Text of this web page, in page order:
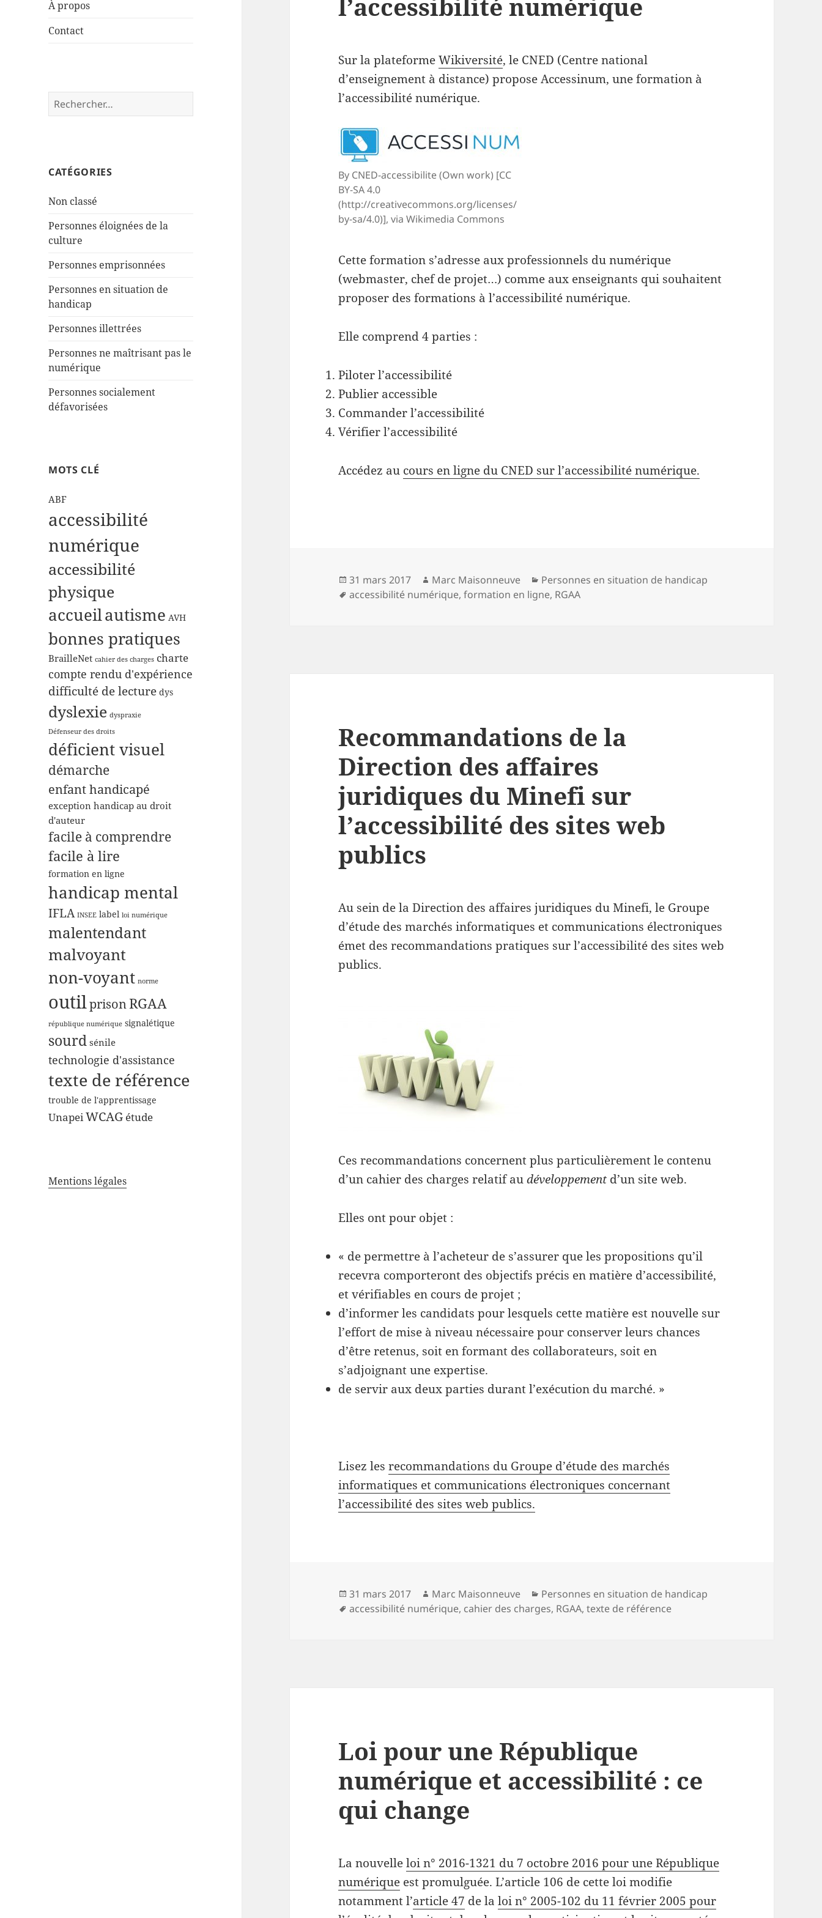
À propos
Contact
Rechercher :
CATÉGORIES
Non classé
Personnes éloignées de la
culture
Personnes emprisonnées
Personnes en situation de
handicap
Personnes illettrées
Personnes ne maîtrisant pas le
numérique
Personnes socialement
défavorisées
MOTS CLÉ
ABF
accessibilité
numérique
accessibilité
physique
accueilautisme AVH
bonnes pratiques
BrailleNet cahier des charges charte
compte rendu d'expérience
difficulté de lecture dys
dyslexie dyspraxie
Défenseur des droits
déficient visuel
démarche
enfant handicapé
exception handicap au droit
d'auteur
facile à comprendre
facile à lire
formation en ligne
handicap mental
IFLA INSEE label loi numérique
malentendant
malvoyant
non-voyant norme
outilprisonRGAA
république numérique signalétique
sourdsénile
technologie d'assistance
texte de référence
trouble de l'apprentissage
UnapeiWCAG étude
Mentions légales
l’accessibilité numérique
Sur la plateformeWikiversité, le CNED (Centre national
d’enseignement à distance) propose Accessinum, une formation à
l’accessibilité numérique.
By CNED-accessibilite (Own work) [CC
BY-SA 4.0
(http://creativecommons.org/licenses/
by-sa/4.0)], via Wikimedia Commons
Cette formation s’adresse aux professionnels du numérique
(webmaster, chef de projet…) comme aux enseignants qui souhaitent
proposer des formations à l’accessibilité numérique.
Elle comprend 4 parties :
Piloter l’accessibilité
Publier accessible
Commander l’accessibilité
Vérifier l’accessibilité
Accédez au cours en ligne du CNED sur l’accessibilité numérique.
Publié
le
31 mars 2017 Auteur
Marc Maisonneuve Catégories
Personnes en situation de handicap
Mots-
accessibilité numérique,formation en ligne, RGAA
Recommandations de la
Direction des affaires
juridiques du Minefi sur
l’accessibilité des sites web
publics
Au sein de la Direction des affaires juridiques du Minefi, le Groupe
d’étude des marchés informatiques et communications électroniques
émet des recommandations pratiques sur l’accessibilité des sites web
publics.
Ces recommandations concernent plus particulièrement le contenu
d’un cahier des charges relatif audéveloppement d’un site web.
Elles ont pour objet :
« de permettre à l’acheteur de s’assurer que les propositions qu’il
recevra comporteront des objectifs précis en matière d’accessibilité,
et vérifiables en cours de projet ;
d’informer les candidats pour lesquels cette matière est nouvelle sur
l’effort de mise à niveau nécessaire pour conserver leurs chances
d’être retenus, soit en formant des collaborateurs, soit en
s’adjoignant une expertise.
de servir aux deux parties durant l’exécution du marché. »
Lisez lesrecommandations du Groupe d’étude des marchés
informatiques et communications électroniques concernant
l’accessibilité des sites web publics.
Publié
le
31 mars 2017 Auteur
Marc Maisonneuve Catégories
Personnes en situation de handicap
Mots-
accessibilité numérique, cahier des charges, RGAA,texte de référence
Loi pour une République
numérique et accessibilité : ce
qui change
La nouvelleloi n° 2016-1321 du 7 octobre 2016 pour une République
numérique est promulguée. L’article 106 de cette loi modifie
notamment l’article 47 de laloi n° 2005-102 du 11 février 2005 pour